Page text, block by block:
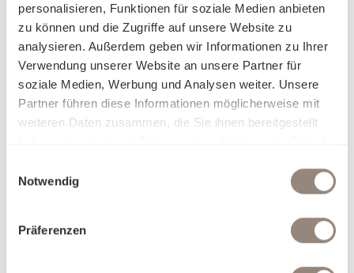
personalisieren, Funktionen für soziale Medien anbieten
zu können und die Zugriffe auf unsere Website zu
analysieren. Außerdem geben wir Informationen zu Ihrer
Verwendung unserer Website an unsere Partner für
soziale Medien, Werbung und Analysen weiter. Unsere
Partner führen diese Informationen möglicherweise mit
weiteren Daten zusammen, die Sie ihnen bereitgestellt
Notwendig
Präferenzen